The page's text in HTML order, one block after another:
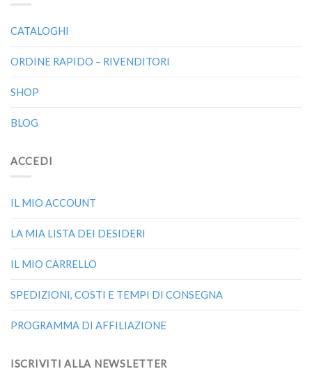
CATALOGHI
ORDINE RAPIDO – RIVENDITORI
SHOP
BLOG
ACCEDI
IL MIO ACCOUNT
LA MIA LISTA DEI DESIDERI
IL MIO CARRELLO
SPEDIZIONI, COSTI E TEMPI DI CONSEGNA
PROGRAMMA DI AFFILIAZIONE
ISCRIVITI ALLA NEWSLETTER